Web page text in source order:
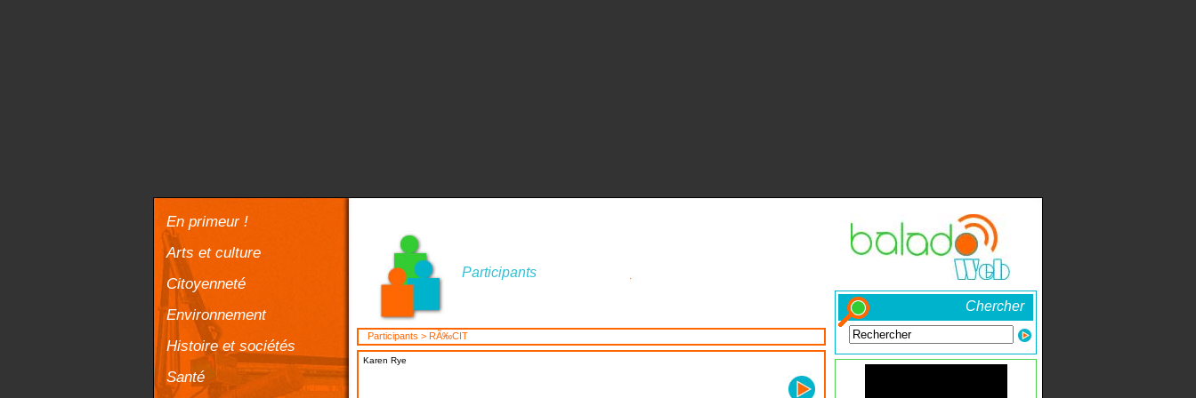
En primeur !
Arts et culture
Citoyenneté
Environnement
Histoire et sociétés
Santé
Participants
Participants > RÃ‰CIT
Karen Rye
Chercher